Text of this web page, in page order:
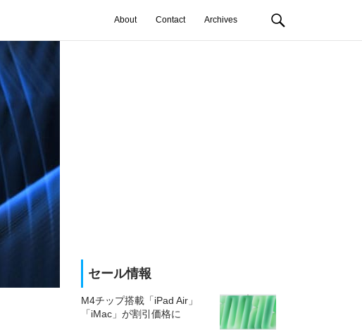
About Contact Archives
セール情報
M4チップ搭載「iPad Air」
「iMac」が割引価格に